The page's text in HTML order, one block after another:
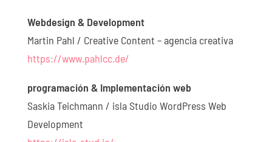
Webdesign & Development
Martin Pahl / Creative Content – agencia creativa
https://www.pahlcc.de/
programación & Implementación web
Saskia Teichmann / isla Studio WordPress Web
Development